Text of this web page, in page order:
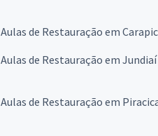
Aulas de Restauração em
Aulas de Restauração em Jundiaí
Aulas de Restauração em